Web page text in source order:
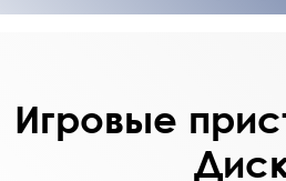
Игровые